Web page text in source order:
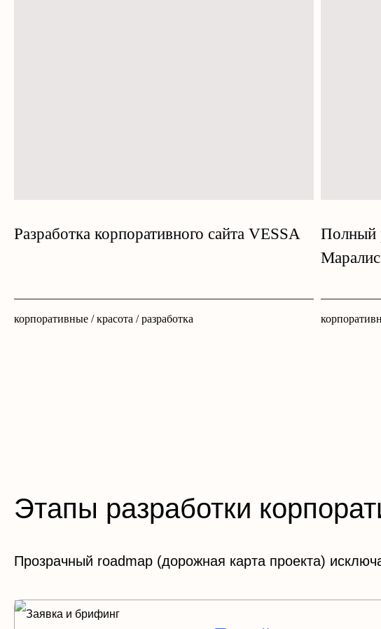
Разработка корпоративного сайта VESSA
корпоративные / красота / разработка
Полный
Этапы разработки
Прозрачный roadmap (дорожная карта проекта)